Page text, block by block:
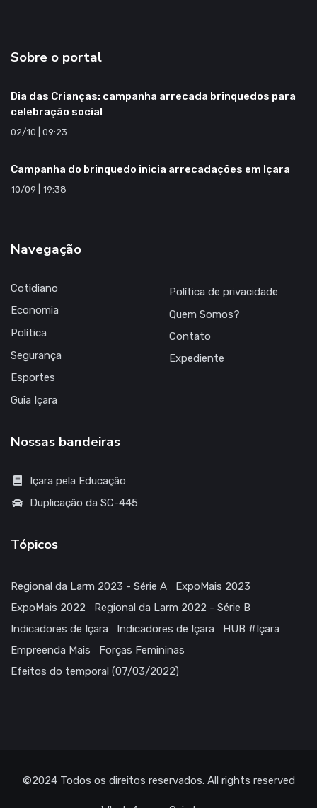
Sobre o portal
Dia das Crianças: campanha arrecada brinquedos para
celebração social
02/10 | 09:23
Campanha do brinquedo inicia arrecadações em Içara
10/09 | 19:38
Navegação
Cotidiano
Economia
Política
Segurança
Esportes
Guia Içara
Política de privacidade
Quem Somos?
Contato
Expediente
Nossas bandeiras
Içara pela Educação
Duplicação da SC-445
Tópicos
Regional da Larm 2023 - Série A
ExpoMais 2023
ExpoMais 2022
Regional da Larm 2022 - Série B
Indicadores de Içara
Indicadores de Içara
HUB #Içara
Empreenda Mais
Forças Femininas
Efeitos do temporal (07/03/2022)
©2024 Todos os direitos reservados. All rights reserved